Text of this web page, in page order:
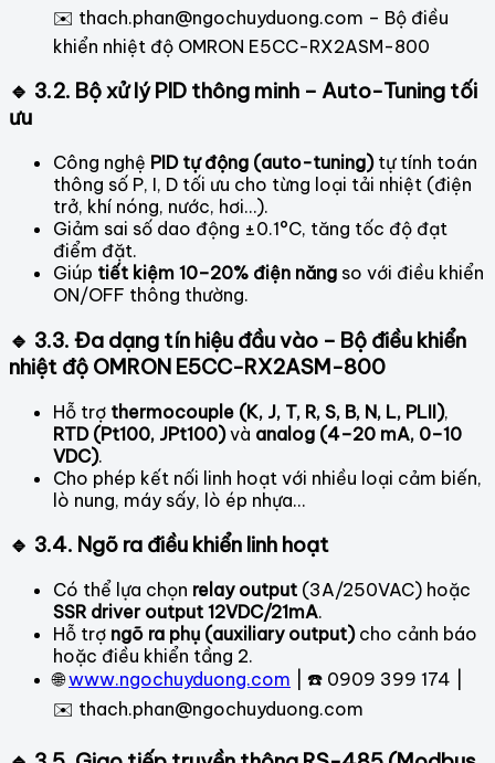
✉️ thach.phan@ngochuyduong.com – Bộ điều
khiển nhiệt độ OMRON E5CC-RX2ASM-800
🔹 3.2. Bộ xử lý PID thông minh – Auto-Tuning tối
ưu
Công nghệ PID tự động (auto-tuning)tự tính toán
thông số P, I, D tối ưu cho từng loại tải nhiệt (điện
trở, khí nóng, nước, hơi…).
Giảm sai số dao động ±0.1°C, tăng tốc độ đạt
điểm đặt.
Giúp tiết kiệm 10–20% điện năng so với điều khiển
ON/OFF thông thường.
🔹 3.3. Đa dạng tín hiệu đầu vào – Bộ điều khiển
nhiệt độ OMRON E5CC-RX2ASM-800
Hỗ trợ thermocouple (K, J, T, R, S, B, N, L, PLII),
RTD (Pt100, JPt100)và analog (4–20 mA, 0–10
VDC).
Cho phép kết nối linh hoạt với nhiều loại cảm biến,
lò nung, máy sấy, lò ép nhựa…
🔹 3.4. Ngõ ra điều khiển linh hoạt
Có thể lựa chọn relay output (3A/250VAC) hoặc
SSR driver output 12VDC/21mA.
Hỗ trợ ngõ ra phụ (auxiliary output)cho cảnh báo
hoặc điều khiển tầng 2.
🌐www.ngochuyduong.com | ☎️ 0909 399 174 |
✉️ thach.phan@ngochuyduong.com